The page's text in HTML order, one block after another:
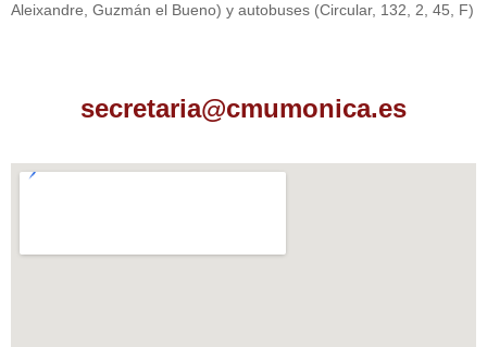
Aleixandre, Guzmán el Bueno) y autobuses (Circular, 132, 2, 45, F)
secretaria@cmumonica.es